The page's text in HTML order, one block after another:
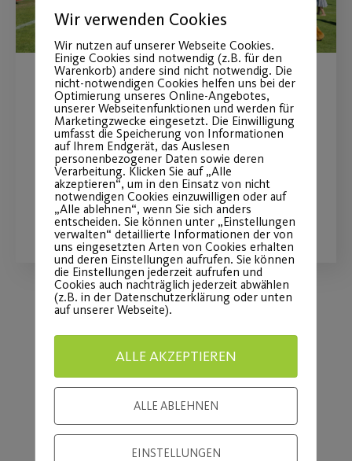
Post SV beim Bewegungstag
„Ball“
am 16.08.2026 auf der Wöhrder Wiese
WEITERLESEN
Wir verwenden Cookies
Wir nutzen auf unserer Webseite Cookies.
Einige Cookies sind notwendig (z.B. für den
Warenkorb) andere sind nicht notwendig. Die
nicht-notwendigen Cookies helfen uns bei der
Optimierung unseres Online-Angebotes,
unserer Webseitenfunktionen und werden für
Marketingzwecke eingesetzt. Die Einwilligung
umfasst die Speicherung von Informationen
auf Ihrem Endgerät, das Auslesen
personenbezogener Daten sowie deren
Verarbeitung. Klicken Sie auf „Alle
akzeptieren“, um in den Einsatz von nicht
notwendigen Cookies einzuwilligen oder auf
„Alle ablehnen“, wenn Sie sich anders
entscheiden. Sie können unter „Einstellungen
verwalten“ detaillierte Informationen der von
uns eingesetzten Arten von Cookies erhalten
und deren Einstellungen aufrufen. Sie können
die Einstellungen jederzeit aufrufen und
Cookies auch nachträglich jederzeit abwählen
(z.B. in der Datenschutzerklärung oder unten
auf unserer Webseite).
ALLE AKZEPTIEREN
ALLE ABLEHNEN
EINSTELLUNGEN